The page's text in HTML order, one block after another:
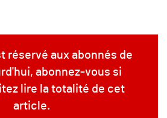
réservé aux abonnés de
abonnez-vous si
lire la totalité de cet
article.